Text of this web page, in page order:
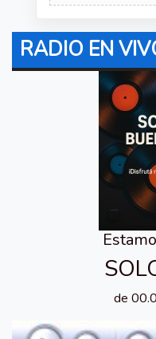
RADIO EN
de